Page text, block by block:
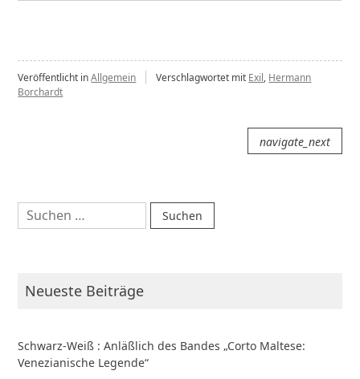
Veröffentlicht inAllgemein Verschlagwortet mit Exil, Hermann
Borchardt
navigate_next
Suchen
nach:
Neueste Beiträge
Schwarz-Weiß : Anläßlich des Bandes „Corto Maltese:
Venezianische Legende“